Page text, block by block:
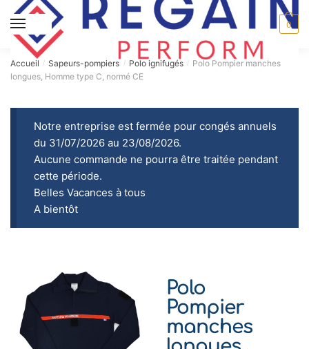
0
Accueil / Sapeurs-pompiers / Polo ignifugés / Polo Pompier manches
longues, Homme type C, normé CE
Notre entreprise est fermée pour congés annuels
du 31/07/2026 au 23/08/2026.
Aucune commande ne pourra être traitée pendant
cette période.
Belles Vacances à tous
A bientôt
Polo
Pompier
manches